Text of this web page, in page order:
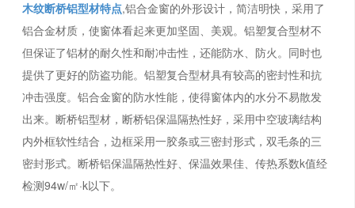
木纹断桥铝型材特点,铝合金窗的外形设计，简洁明快，采用了
铝合金材质，使窗体看起来更加坚固、美观。铝塑复合型材不
但保证了铝材的耐久性和耐冲击性，还能防水、防火。同时也
提供了更好的防盗功能。铝塑复合型材具有较高的密封性和抗
冲击强度。铝合金窗的防水性能，使得窗体内的水分不易散发
出来。断桥铝型材，断桥铝保温隔热性好，采用中空玻璃结构
内外框软性结合，边框采用一胶条或三密封形式，双毛条的三
密封形式。断桥铝保温隔热性好、保温效果佳、传热系数k值经
检测94w/㎡·k以下。